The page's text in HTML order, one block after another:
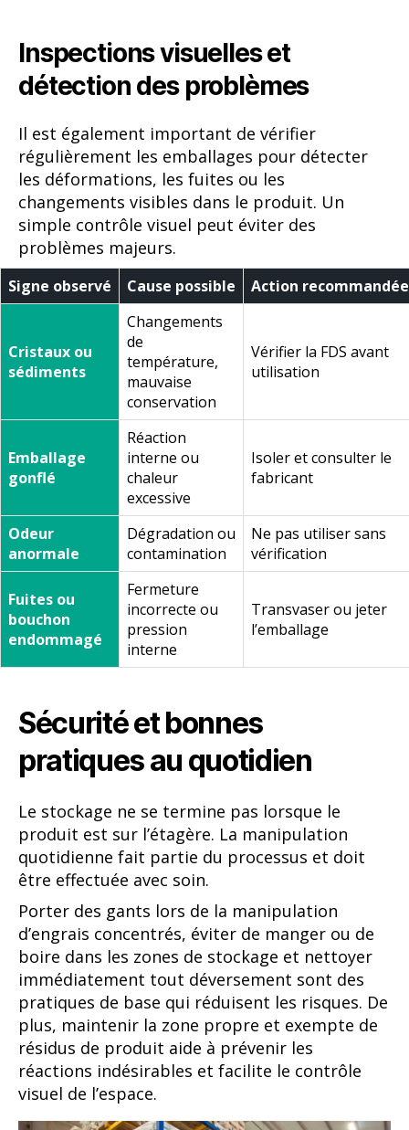
Inspections visuelles et
détection des problèmes
Il est également important de vérifier
régulièrement les emballages pour détecter
les déformations, les fuites ou les
changements visibles dans le produit. Un
simple contrôle visuel peut éviter des
problèmes majeurs.
Signe observé Cause possible Action recommandée
Cristaux ou
sédiments
Changements
de
température,
mauvaise
conservation
Vérifier la FDS avant
utilisation
Emballage
gonflé
Réaction
interne ou
chaleur
excessive
Isoler et consulter le
fabricant
Odeur
anormale
Dégradation ou
contamination
Ne pas utiliser sans
vérification
Fuites ou
bouchon
endommagé
Fermeture
incorrecte ou
pression
interne
Transvaser ou jeter
l’emballage
Sécurité et bonnes
pratiques au quotidien
Le stockage ne se termine pas lorsque le
produit est sur l’étagère. La manipulation
quotidienne fait partie du processus et doit
être effectuée avec soin.
Porter des gants lors de la manipulation
d’engrais concentrés, éviter de manger ou de
boire dans les zones de stockage et nettoyer
immédiatement tout déversement sont des
pratiques de base qui réduisent les risques. De
plus, maintenir la zone propre et exempte de
résidus de produit aide à prévenir les
réactions indésirables et facilite le contrôle
visuel de l’espace.